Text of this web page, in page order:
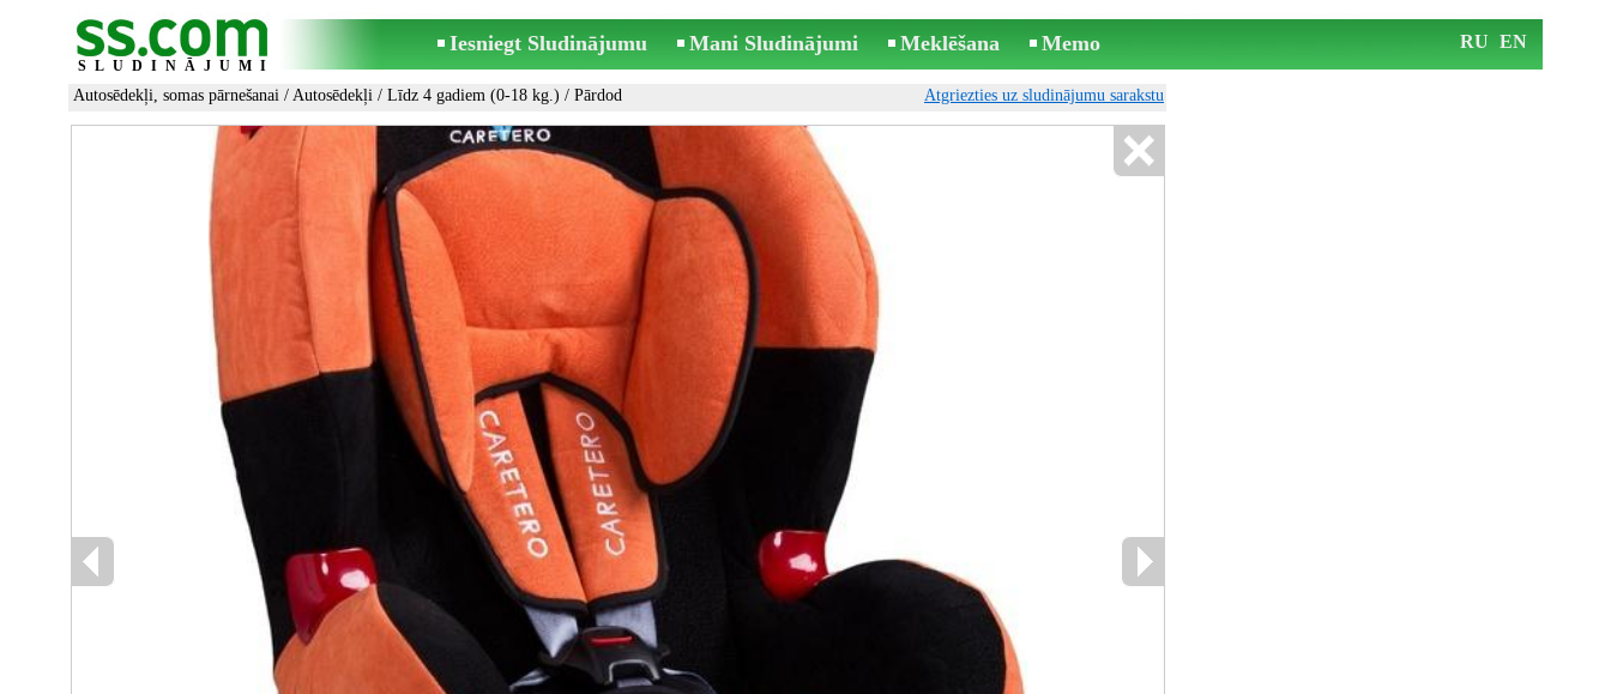
SLUDINĀJUMI
Iesniegt Sludinājumu Mani Sludinājumi Meklēšana Memo RU EN
Autosēdekļi, somas pārnešanai / Autosēdekļi / Līdz 4 gadiem (0-18 kg.) / Pārdod Atgriezties uz sludinājumu sarakstu